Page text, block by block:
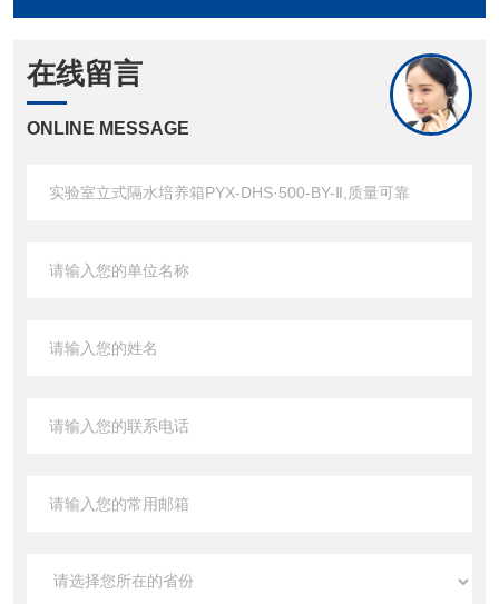
在线留言
ONLINE MESSAGE